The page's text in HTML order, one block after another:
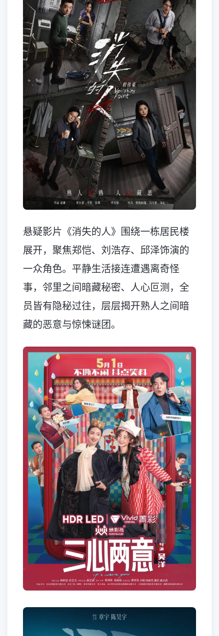
悬疑影片《消失的人》围绕一栋居民楼
展开，聚焦郑恺、刘浩存、邱泽饰演的
一众角色。平静生活接连遭遇离奇怪
事，邻里之间暗藏秘密、人心叵测，全
员皆有隐秘过往，层层揭开熟人之间暗
藏的恶意与惊悚谜团。